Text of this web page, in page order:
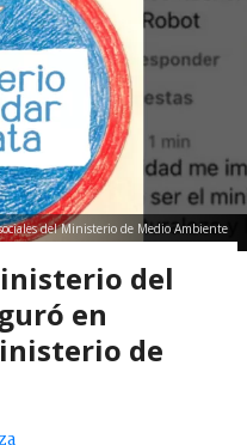
del Ministerio de Medio Ambiente
del
en
de